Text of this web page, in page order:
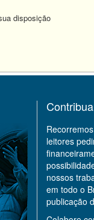
disposição
leitores
nossos
em todo o
publicação